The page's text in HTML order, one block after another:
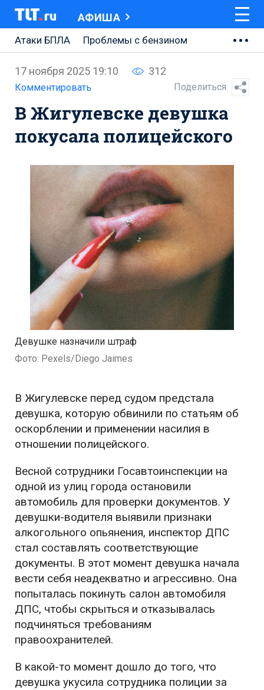
АФИША
Атаки БПЛА
Проблемы с бензином
АВТОВАЗ
Ремонт Центральной площади
Ремонт Обводного шоссе
Набережная Тольятти
17 ноября 2025 19:10 312
Комментировать Поделиться
В Жигулевске девушка
покусала полицейского
Девушке назначили штраф
Фото: Pexels/Diego Jaimes
В Жигулевске перед судом предстала
девушка, которую обвинили по статьям об
оскорблении и применении насилия в
отношении полицейского.
Весной сотрудники Госавтоинспекции на
одной из улиц города остановили
автомобиль для проверки документов. У
девушки-водителя выявили признаки
алкогольного опьянения, инспектор ДПС
стал составлять соответствующие
документы. В этот момент девушка начала
вести себя неадекватно и агрессивно. Она
попыталась покинуть салон автомобиля
ДПС, чтобы скрыться и отказывалась
подчиняться требованиям
правоохранителей.
В какой-то момент дошло до того, что
девушка укусила сотрудника полиции за